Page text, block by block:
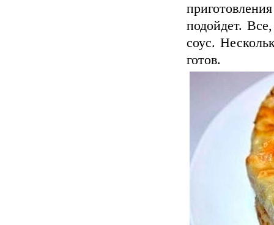
подойдет.
соус.
готов.